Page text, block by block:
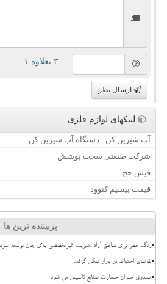
= ۳ بعلاوه ۱
ارسال نظر
لینکهای لوازم فلزی
آب شیرین کن - دستگاه آب شیرین کن
شرکت صنعتی سخت پوشش
فیش حج
قیمت بیسیم کنوود
پربیننده ترین ها
زنگ خطر برای مناطق آزاد مدیریت غیرتخصصی بلای جان توسعه
تقاضای احتیاط در بازار شکل گرفت
صندوق جبران خسارت صنایع تاسیس می شود